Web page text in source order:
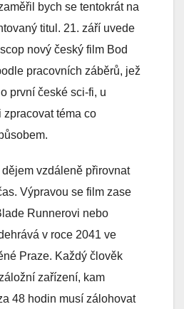
bych se tentokrát na
titul. 21. září uvede
nový český film Bod
pracovních záběrů, jež
první české sci-fi, u
zpracovat téma co
vzdáleně přirovnat
Výpravou se film zase
Runnerovi nebo
v roce 2041 ve
Praze. Každý člověk
zařízení, kam
48 hodin musí zálohovat